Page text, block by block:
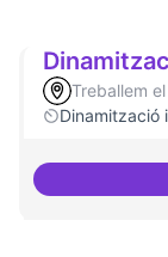
Treballem
Dinamització